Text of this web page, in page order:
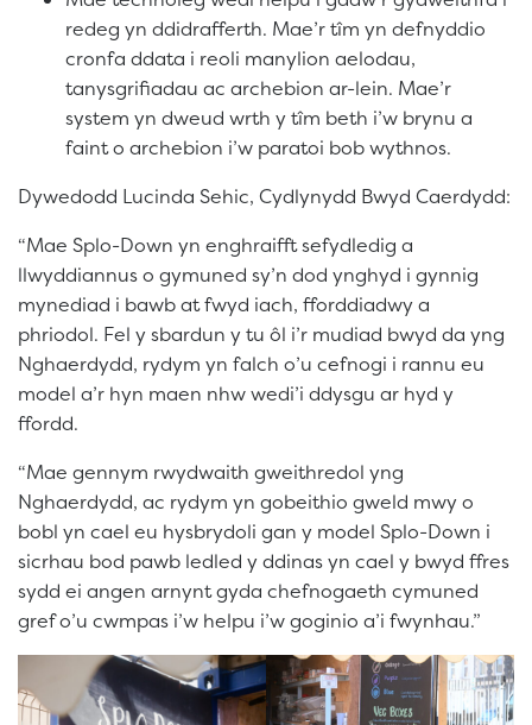
redeg yn ddidrafferth. Mae’r tîm yn defnyddio
cronfa ddata i reoli manylion aelodau,
tanysgrifiadau ac archebion ar-lein. Mae’r
system yn dweud wrth y tîm beth i’w brynu a
faint o archebion i’w paratoi bob wythnos.
Dywedodd Lucinda Sehic, Cydlynydd Bwyd Caerdydd:
“Mae Splo-Down yn enghraifft sefydledig a
llwyddiannus o gymuned sy’n dod ynghyd i gynnig
mynediad i bawb at fwyd iach, fforddiadwy a
phriodol. Fel y sbardun y tu ôl i’r mudiad bwyd da yng
Nghaerdydd, rydym yn falch o’u cefnogi i rannu eu
model a’r hyn maen nhw wedi’i ddysgu ar hyd y
ffordd.
“Mae gennym rwydwaith gweithredol yng
Nghaerdydd, ac rydym yn gobeithio gweld mwy o
bobl yn cael eu hysbrydoli gan y model Splo-Down i
sicrhau bod pawb ledled y ddinas yn cael y bwyd ffres
sydd ei angen arnynt gyda chefnogaeth cymuned
gref o’u cwmpas i’w helpu i’w goginio a’i fwynhau.”